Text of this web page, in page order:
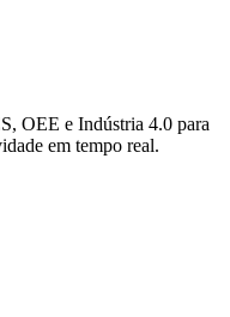
OEE e Indústria 4.0 para
em tempo real.